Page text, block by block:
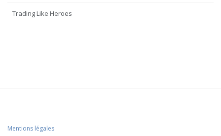
Trading Like Heroes
Mentions légales